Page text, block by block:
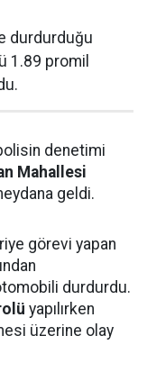
durdurduğu
1.89 promil
denetimi
Mahallesi
geldi.
görevi yapan
durdurdu.
yapılırken
üzerine olay